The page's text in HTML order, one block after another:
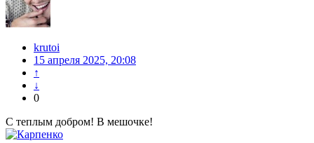
krutoi
15 апреля 2025, 20:08
↑
↓
0
С теплым добром! В мешочке!